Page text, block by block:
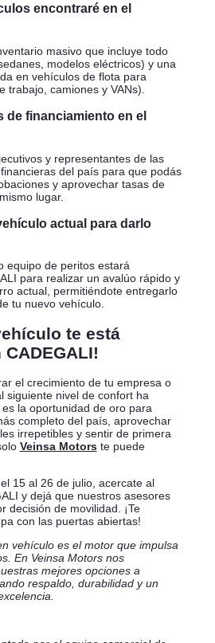
encontraré en el
masivo que incluye todo
modelos eléctricos) y una
en vehículos de flota para
trabajo, camiones y VANs).
de financiamiento en el
y representantes de las
del país para que podás
y aprovechar tasas de
lugar.
actual para darlo
equipo de peritos estará
para realizar un avalúo rápido y
actual, permitiéndote entregarlo
tu nuevo vehículo.
te está
el crecimiento de tu empresa o
siguiente nivel de confort ha
la oportunidad de oro para
completo del país, aprovechar
irrepetibles y sentir de primera
Veinsa Motorste puede
15 al 26 de julio, acercate al
y dejá que nuestros asesores
decisión de movilidad. ¡Te
con las puertas abiertas!
vehículo es el motor que impulsa
En Veinsa Motors nos
mejores opciones a
respaldo, durabilidad y un